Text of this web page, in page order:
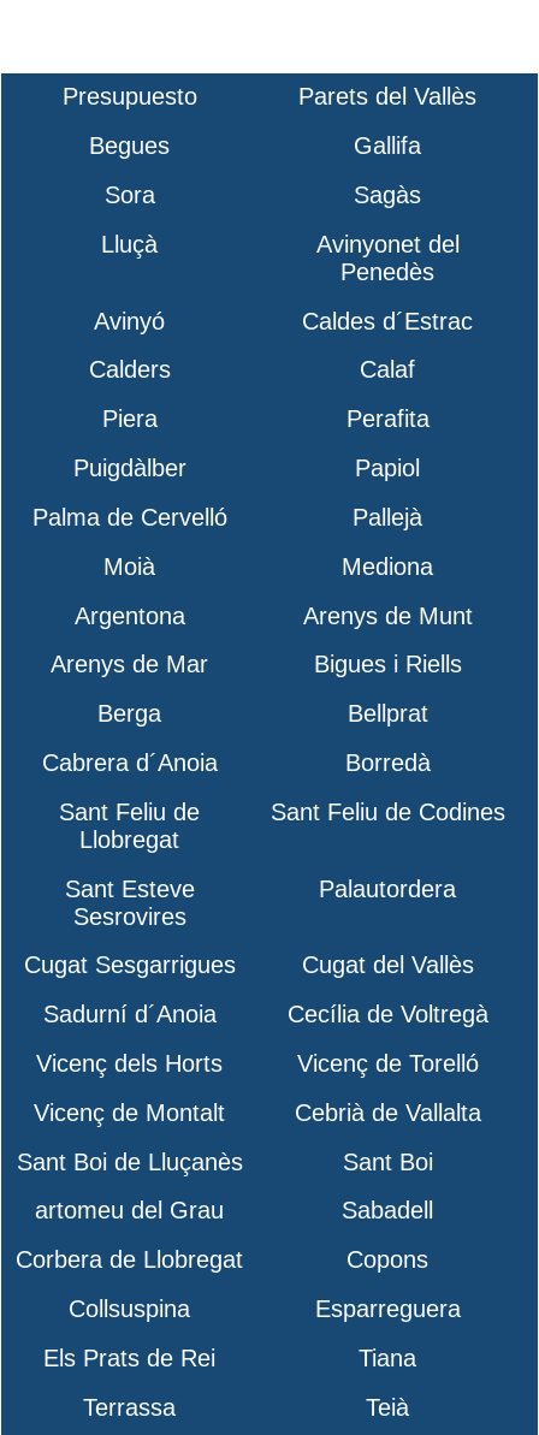
Presupuesto
Parets del Vallès
Begues
Gallifa
Sora
Sagàs
Lluçà
Avinyonet del
Penedès
Avinyó
Caldes d´Estrac
Calders
Calaf
Piera
Perafita
Puigdàlber
Papiol
Palma de Cervelló
Pallejà
Moià
Mediona
Argentona
Arenys de Munt
Arenys de Mar
Bigues i Riells
Berga
Bellprat
Cabrera d´Anoia
Borredà
Sant Feliu de
Llobregat
Sant Feliu de Codines
Sant Esteve
Sesrovires
Palautordera
Cugat Sesgarrigues
Cugat del Vallès
Sadurní d´Anoia
Cecília de Voltregà
Vicenç dels Horts
Vicenç de Torelló
Vicenç de Montalt
Cebrià de Vallalta
Sant Boi de Lluçanès
Sant Boi
artomeu del Grau
Sabadell
Corbera de Llobregat
Copons
Collsuspina
Esparreguera
Els Prats de Rei
Tiana
Terrassa
Teià